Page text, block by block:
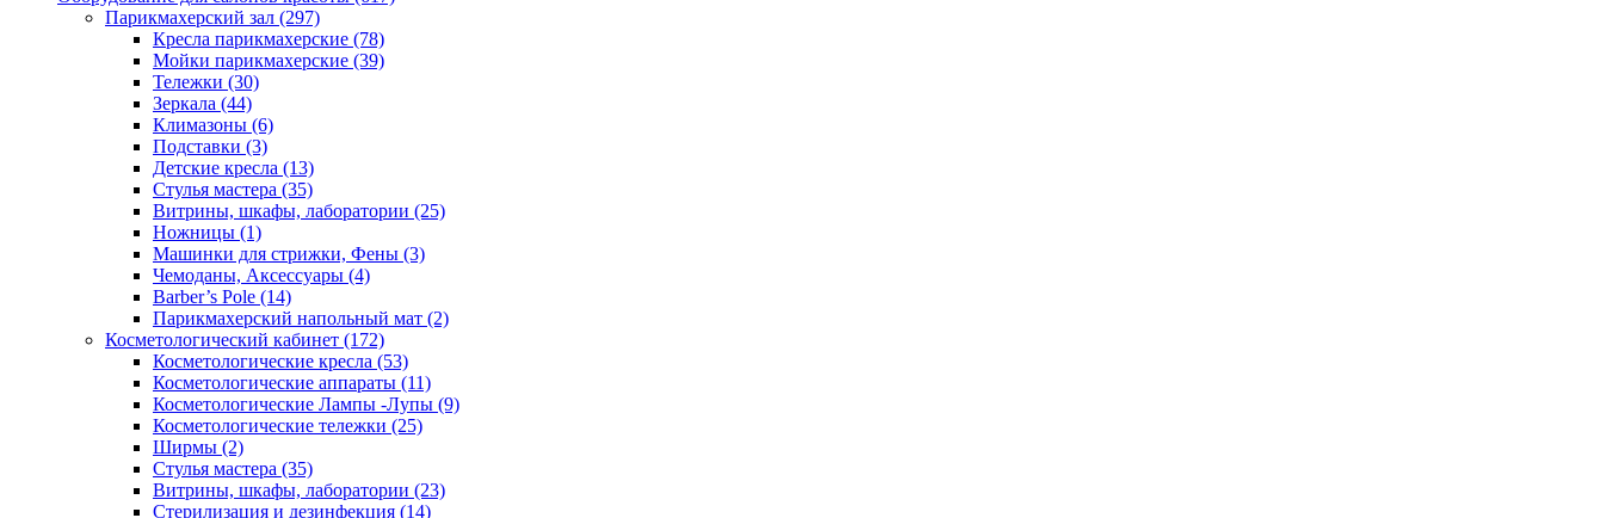
Парикмахерский зал (297)
Кресла парикмахерские (78)
Мойки парикмахерские (39)
Тележки (30)
Зеркала (44)
Климазоны (6)
Подставки (3)
Детские кресла (13)
Стулья мастера (35)
Витрины, шкафы, лаборатории (25)
Ножницы (1)
Машинки для стрижки, Фены (3)
Чемоданы, Аксессуары (4)
Barber’s Pole (14)
Парикмахерский напольный мат (2)
Косметологический кабинет (172)
Косметологические кресла (53)
Косметологические аппараты (11)
Косметологические Лампы -Лупы (9)
Косметологические тележки (25)
Ширмы (2)
Стулья мастера (35)
Витрины, шкафы, лаборатории (23)
Стерилизация и дезинфекция (14)